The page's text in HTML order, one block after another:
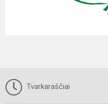
Tvarkaraščiai